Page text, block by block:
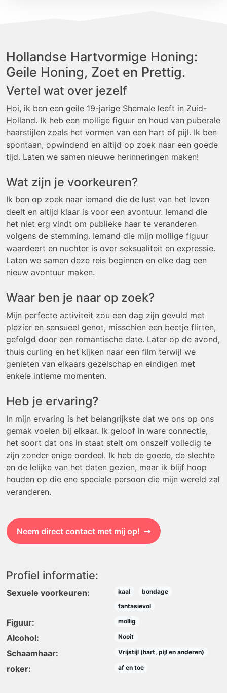
Hollandse Hartvormige Honing:
Geile Honing, Zoet en Prettig.
Vertel wat over jezelf
Hoi, ik ben een geile 19-jarige Shemale leeft in Zuid-
Holland. Ik heb een mollige figuur en houd van puberale
haarstijlen zoals het vormen van een hart of pijl. Ik ben
spontaan, opwindend en altijd op zoek naar een goede
tijd. Laten we samen nieuwe herinneringen maken!
Wat zijn je voorkeuren?
Ik ben op zoek naar iemand die de lust van het leven
deelt en altijd klaar is voor een avontuur. Iemand die
het niet erg vindt om publieke haar te veranderen
volgens de stemming. Iemand die mijn mollige figuur
waardeert en nuchter is over seksualiteit en expressie.
Laten we samen deze reis beginnen en elke dag een
nieuw avontuur maken.
Waar ben je naar op zoek?
Mijn perfecte activiteit zou een dag zijn gevuld met
plezier en sensueel genot, misschien een beetje flirten,
gefolgd door een romantische date. Later op de avond,
thuis curling en het kijken naar een film terwijl we
genieten van elkaars gezelschap en eindigen met
enkele intieme momenten.
Heb je ervaring?
In mijn ervaring is het belangrijkste dat we ons op ons
gemak voelen bij elkaar. Ik geloof in ware connectie,
het soort dat ons in staat stelt om onszelf volledig te
zijn zonder enige oordeel. Ik heb de goede, de slechte
en de lelijke van het daten gezien, maar ik blijf hoop
houden op die ene speciale persoon die mijn wereld zal
veranderen.
Neem direct contact met mij op!
Profiel informatie:
Sexuele voorkeuren: kaal
bondage
fantasievol
Figuur: mollig
Alcohol: Nooit
Schaamhaar: Vrijstijl (hart, pijl en anderen)
roker: af en toe